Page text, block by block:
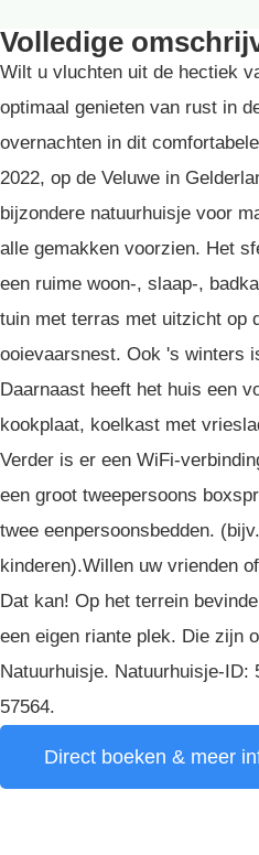
Volledige
Wilt u vluchten uit de hectiek
optimaal genieten van rust in
overnachten in dit
2022, op de Veluwe in
bijzondere natuurhuisje voor
alle gemakken voorzien. Het
een ruime woon-, slaap-,
tuin met terras met uitzicht op
ooievaarsnest. Ook 's winters
Daarnaast heeft het huis een
kookplaat, koelkast met
Verder is er een WiFi-
een groot tweepersoons
twee eenpersoonsbedden.
kinderen).Willen uw vrienden
Dat kan! Op het terrein
een eigen riante plek. Die zijn
Natuurhuisje. Natuurhuisje-ID:
57564.
Direct boeken & meer